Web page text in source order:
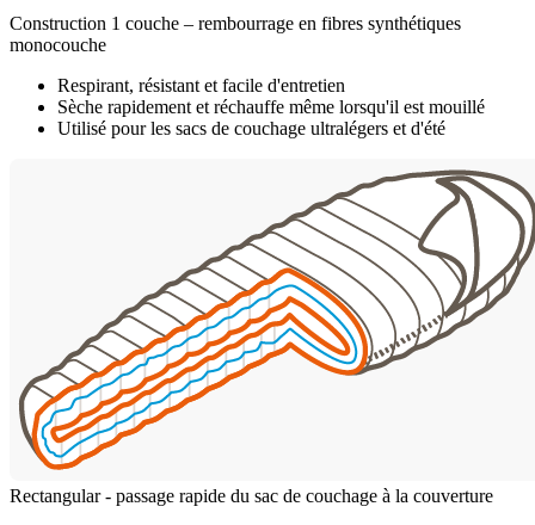
Construction 1 couche – rembourrage en fibres synthétiques
monocouche
Respirant, résistant et facile d'entretien
Sèche rapidement et réchauffe même lorsqu'il est mouillé
Utilisé pour les sacs de couchage ultralégers et d'été
Rectangular - passage rapide du sac de couchage à la couverture